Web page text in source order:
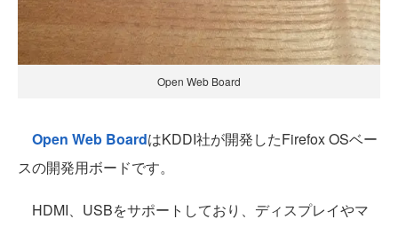
Open Web Board
Open Web BoardはKDDI社が開発したFirefox OSベー
スの開発用ボードです。
HDMI、USBをサポートしており、ディスプレイやマ